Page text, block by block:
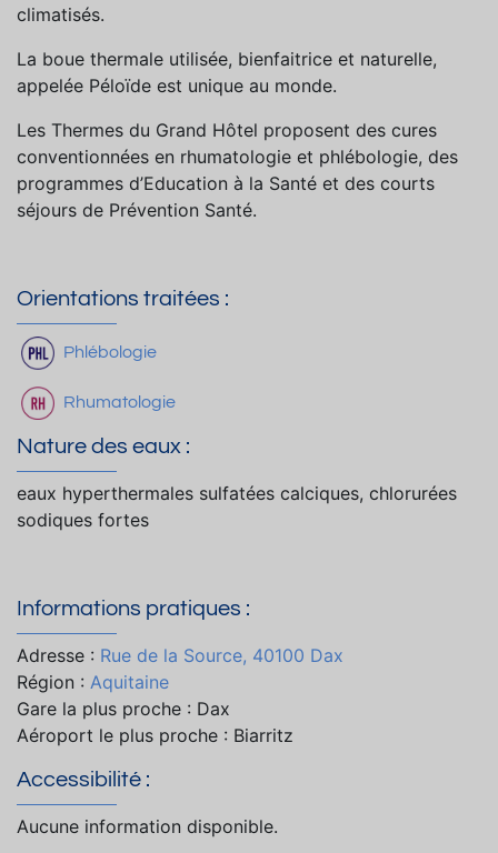
climatisés.
La boue thermale utilisée, bienfaitrice et naturelle,
appelée Péloïde est unique au monde.
Les Thermes du Grand Hôtel proposent des cures
conventionnées en rhumatologie et phlébologie, des
programmes d’Education à la Santé et des courts
séjours de Prévention Santé.
Orientations traitées :
Phlébologie
Rhumatologie
Nature des eaux :
eaux hyperthermales sulfatées calciques, chlorurées
sodiques fortes
Informations pratiques :
Adresse : Rue de la Source, 40100 Dax
Région : Aquitaine
Gare la plus proche : Dax
Aéroport le plus proche : Biarritz
Accessibilité :
Aucune information disponible.